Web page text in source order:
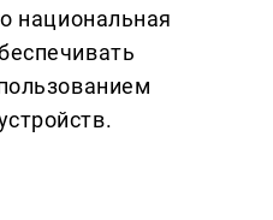
национальная